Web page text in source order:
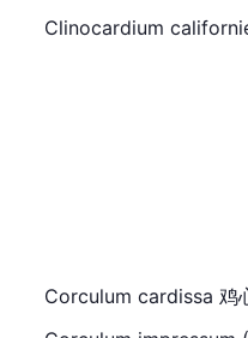
Clinocardium
Corculum cardissa 鸡